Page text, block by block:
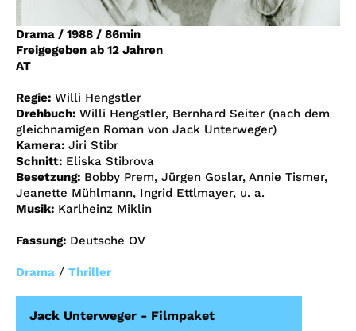
Account
Suche
Drama / 1988 / 86min
Freigegeben ab 12 Jahren
AT
Regie: Willi Hengstler
Drehbuch: Willi Hengstler, Bernhard Seiter (nach dem
gleichnamigen Roman von Jack Unterweger)
Kamera: Jiri Stibr
Schnitt: Eliska Stibrova
Besetzung: Bobby Prem, Jürgen Goslar, Annie Tismer,
Jeanette Mühlmann, Ingrid Ettlmayer, u. a.
Musik: Karlheinz Miklin
Fassung: Deutsche OV
Drama / Thriller
Jack Unterweger - Filmpaket